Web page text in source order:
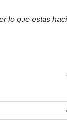
lo que estás